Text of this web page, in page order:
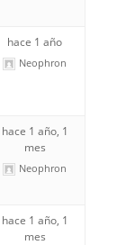
hace 1 año
Neophron
hace 1 año, 1
mes
Neophron
hace 1 año, 1
mes